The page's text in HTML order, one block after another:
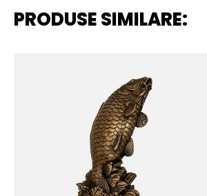
PRODUSE SIMILARE: